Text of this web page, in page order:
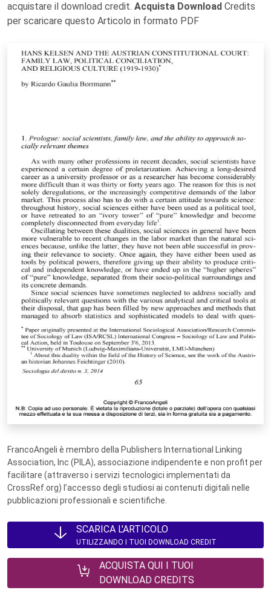
acquistare il download credit. Acquista Download Credits
per scaricare questo Articolo in formato PDF
FrancoAngeli è membro della Publishers International Linking
Association, Inc (PILA), associazione indipendente e non profit per
facilitare (attraverso i servizi tecnologici implementati da
CrossRef.org) l’accesso degli studiosi ai contenuti digitali nelle
pubblicazioni professionali e scientifiche.
SCARICA L'ARTICOLO
UTILIZZANDO I TUOI DOWNLOAD CREDIT
ACQUISTA QUI I TUOI
DOWNLOAD CREDITS